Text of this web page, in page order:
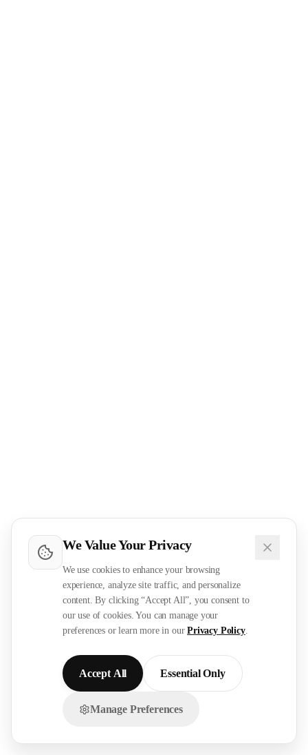
We Value Your Privacy
We use cookies to enhance your browsing
experience, analyze site traffic, and personalize
content. By clicking “Accept All”, you consent to
our use of cookies. You can manage your
preferences or learn more in our Privacy Policy.
Accept All Essential Only
Manage Preferences